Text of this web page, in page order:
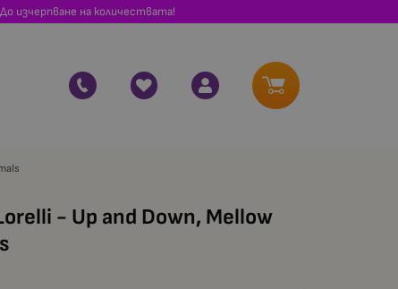
изчерпване на количествата!
- Up and Down, Mellow